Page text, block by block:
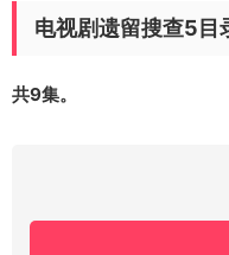
电视剧遗留搜查5目
共9集。